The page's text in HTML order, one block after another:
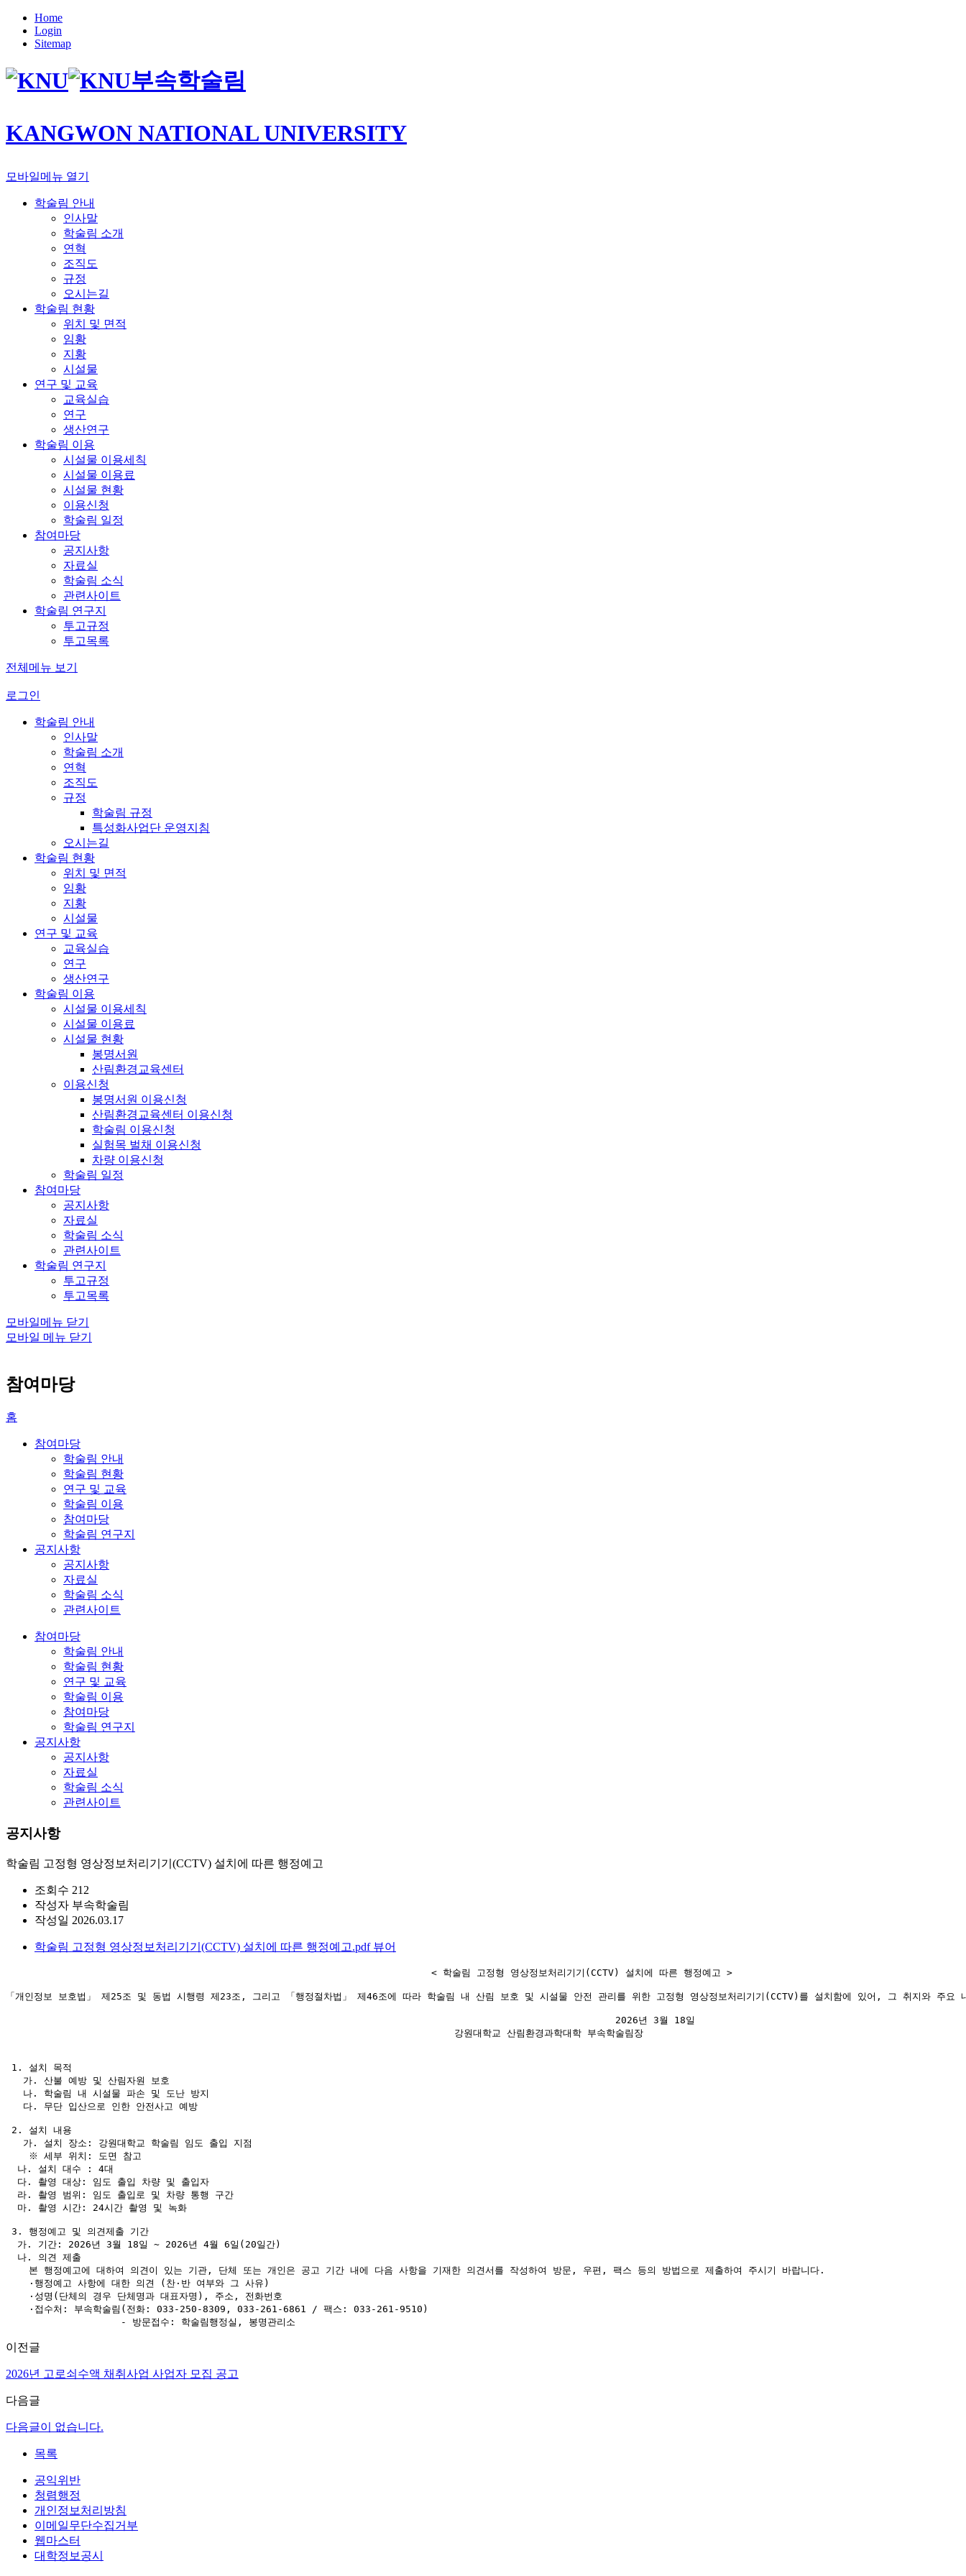
Home
Login
Sitemap
부속학술림
KANGWON NATIONAL UNIVERSITY
모바일메뉴 열기
학술림 안내
인사말
학술림 소개
연혁
조직도
규정
오시는길
학술림 현황
위치 및 면적
임황
지황
시설물
연구 및 교육
교육실습
연구
생산연구
학술림 이용
시설물 이용세칙
시설물 이용료
시설물 현황
이용신청
학술림 일정
참여마당
공지사항
자료실
학술림 소식
관련사이트
학술림 연구지
투고규정
투고목록
전체메뉴 보기
로그인
학술림 안내
인사말
학술림 소개
연혁
조직도
규정
학술림 규정
특성화사업단 운영지침
오시는길
학술림 현황
위치 및 면적
임황
지황
시설물
연구 및 교육
교육실습
연구
생산연구
학술림 이용
시설물 이용세칙
시설물 이용료
시설물 현황
봉명서원
산림환경교육센터
이용신청
봉명서원 이용신청
산림환경교육센터 이용신청
학술림 이용신청
실험목 벌채 이용신청
차량 이용신청
학술림 일정
참여마당
공지사항
자료실
학술림 소식
관련사이트
학술림 연구지
투고규정
투고목록
모바일메뉴 닫기
모바일 메뉴 닫기
참여마당
홈
참여마당
학술림 안내
학술림 현황
연구 및 교육
학술림 이용
참여마당
학술림 연구지
공지사항
공지사항
자료실
학술림 소식
관련사이트
참여마당
학술림 안내
학술림 현황
연구 및 교육
학술림 이용
참여마당
학술림 연구지
공지사항
공지사항
자료실
학술림 소식
관련사이트
공지사항
학술림 고정형 영상정보처리기기(CCTV) 설치에 따른 행정예고
조회수 212
작성자 부속학술림
작성일 2026.03.17
학술림 고정형 영상정보처리기기(CCTV) 설치에 따른 행정예고.pdf 뷰어
                                                                          < 학술림 고정형 영상정보처리기기(CCTV) 설치에 따른 행정예고 >
「개인정보 보호법」 제25조 및 동법 시행령 제23조, 그리고 「행정절차법」 제46조에 따라 학술림 내 산림 보호 및 시설물 안전 관리를 위한 고정형 영상정보처리기기(CCTV)를 설치함에 있어, 그 취지와 주
                                                                                                          2026년 3월 18일
                                                                              강원대학교 산림환경과학대학 부속학술림장
1. 설치 목적
   가. 산불 예방 및 산림자원 보호
   나. 학술림 내 시설물 파손 및 도난 방지
   다. 무단 입산으로 인한 안전사고 예방
2. 설치 내용
   가. 설치 장소: 강원대학교 학술림 임도 출입 지점
    ※ 세부 위치: 도면 참고
  나. 설치 대수 : 4대
  다. 촬영 대상: 임도 출입 차량 및 출입자
  라. 촬영 범위: 임도 출입로 및 차량 통행 구간
  마. 촬영 시간: 24시간 촬영 및 녹화
3. 행정예고 및 의견제출 기간
  가. 기간: 2026년 3월 18일 ~ 2026년 4월 6일(20일간)
  나. 의견 제출
    본 행정예고에 대하여 의견이 있는 기관, 단체 또는 개인은 공고 기간 내에 다음 사항을 기재한 의견서를 작성하여 방문, 우편, 팩스 등의 방법으로 제출하여 주시기 바랍니다.
    ·행정예고 사항에 대한 의견 (찬·반 여부와 그 사유)
    ·성명(단체의 경우 단체명과 대표자명), 주소, 전화번호
    ·접수처: 부속학술림(전화: 033-250-8309, 033-261-6861 / 팩스: 033-261-9510)
                    - 방문접수: 학술림행정실, 봉명관리소
이전글
2026년 고로쇠수액 채취사업 사업자 모집 공고
다음글
다음글이 없습니다.
목록
공익위반
청렴행정
개인정보처리방침
이메일무단수집거부
웹마스터
대학정보공시